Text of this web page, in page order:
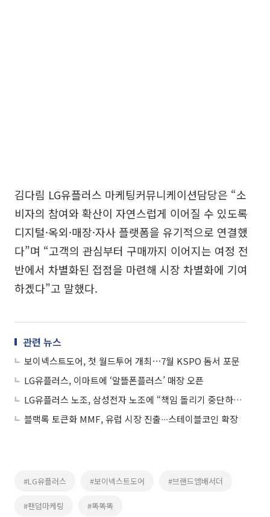
김다림 LG유플러스 마케팅커뮤니케이션담당은 “소
비자의 참여와 확산이 자연스럽게 이어질 수 있도록
디지털·옥외·매장·자사 플랫폼을 유기적으로 연결했
다”며 “고객의 관심부터 구매까지 이어지는 여정 전
반에서 차별화된 접점을 마련해 시장 차별화에 기여
하겠다”고 말했다.
관련 뉴스
보이넥스트도어, 첫 월드투어 개최⋯7월 KSPO 돔서 포문
LG유플러스, 이마트에 ‘알뜰폰플러스’ 매장 오픈
LG유플러스 노조, 삼성전자 노조에 “책임 돌리기 중단하라” 반발
블랙록 토큰화 MMF, 유럽 시장 진출∙∙∙스테이블코인 확장
#LG유플러스 #보이넥스트도어 #브랜드앰배서더
#팬덤마케팅 #똑똑똑